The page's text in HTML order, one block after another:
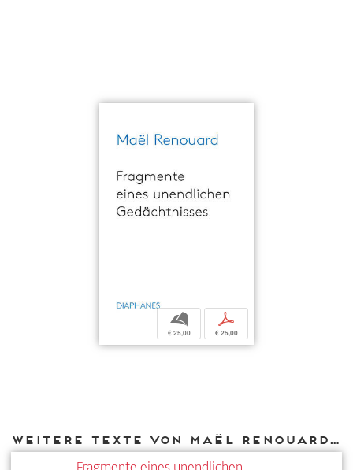
b
€ 25,00
p
€ 25,00
Weitere Texte von Maël Renouard bei DIAPHANES